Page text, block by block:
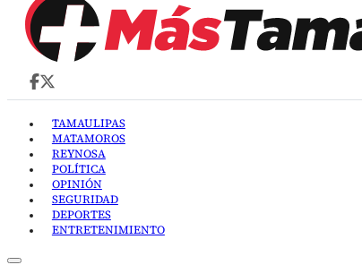
TAMAULIPAS
MATAMOROS
REYNOSA
POLÍTICA
OPINIÓN
SEGURIDAD
DEPORTES
ENTRETENIMIENTO